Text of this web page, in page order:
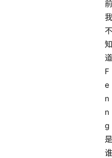
前
我
不
知
道
F
e
n
n
g
是
谁